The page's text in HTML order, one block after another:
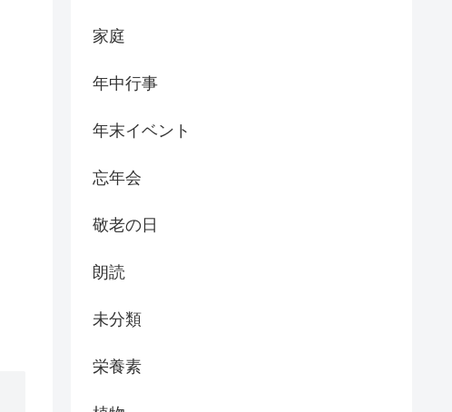
家庭
年中行事
年末イベント
忘年会
敬老の日
朗読
未分類
栄養素